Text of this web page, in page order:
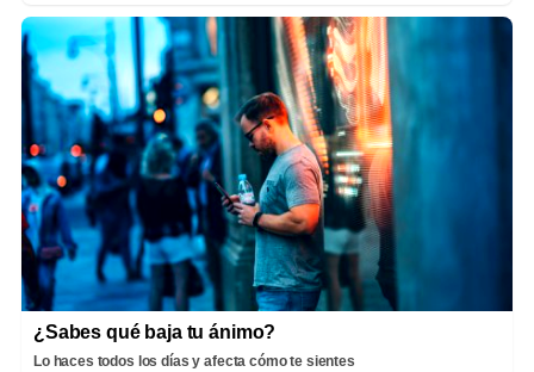
¿Sabes qué baja tu ánimo?
Lo haces todos los días y afecta cómo te sientes